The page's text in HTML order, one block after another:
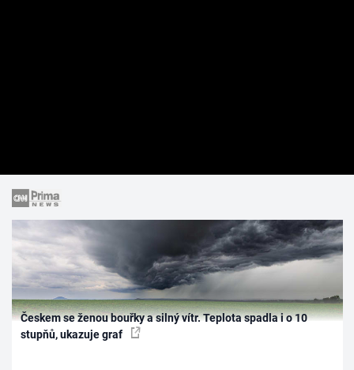
Českem se ženou bouřky a silný vítr. Teplota spadla i o 10
stupňů, ukazuje graf